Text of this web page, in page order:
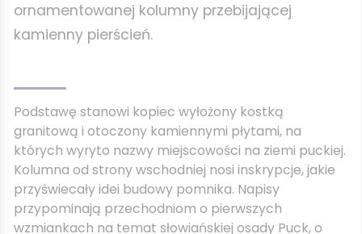
ornamentowanej kolumny przebijającej
kamienny pierścień.
Podstawę stanowi kopiec wyłożony kostką
granitową i otoczony kamiennymi płytami, na
których wyryto nazwy miejscowości na ziemi puckiej.
Kolumna od strony wschodniej nosi inskrypcje, jakie
przyświecały idei budowy pomnika. Napisy
przypominają przechodniom o pierwszych
wzmiankach na temat słowiańskiej osady Puck, o